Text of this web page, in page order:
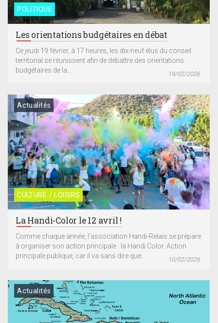
POLITIQUE
Les orientations budgétaires en débat
Ce jeudi 19 février, à 17 heures, les dix-neuf élus du conseil
territorial se réunissent afin de débattre des orientations
budgétaires de la...
19/02/2026
CULTURE / LOISIRS
Actualités
La Handi-Color le 12 avril !
Comme chaque année, l’association Handi-Relais se prépare
à organiser son action principale : la Handi Color. Action
principale publique, car il va sans dire que...
10/02/2026
Actualités